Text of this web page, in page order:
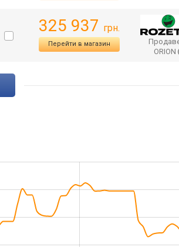
325 937 грн.
Перейти в магазин
ORION